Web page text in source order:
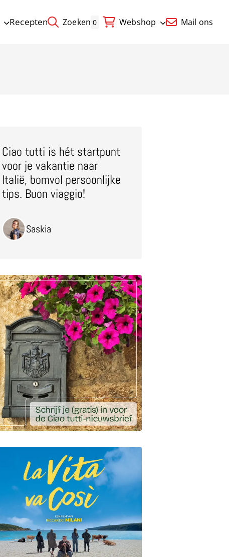
Recepten Zoeken 0 Webshop Mail ons
Ciao tutti is hét startpunt
voor je vakantie naar
Italië, bomvol persoonlijke
tips. Buon viaggio!
Saskia